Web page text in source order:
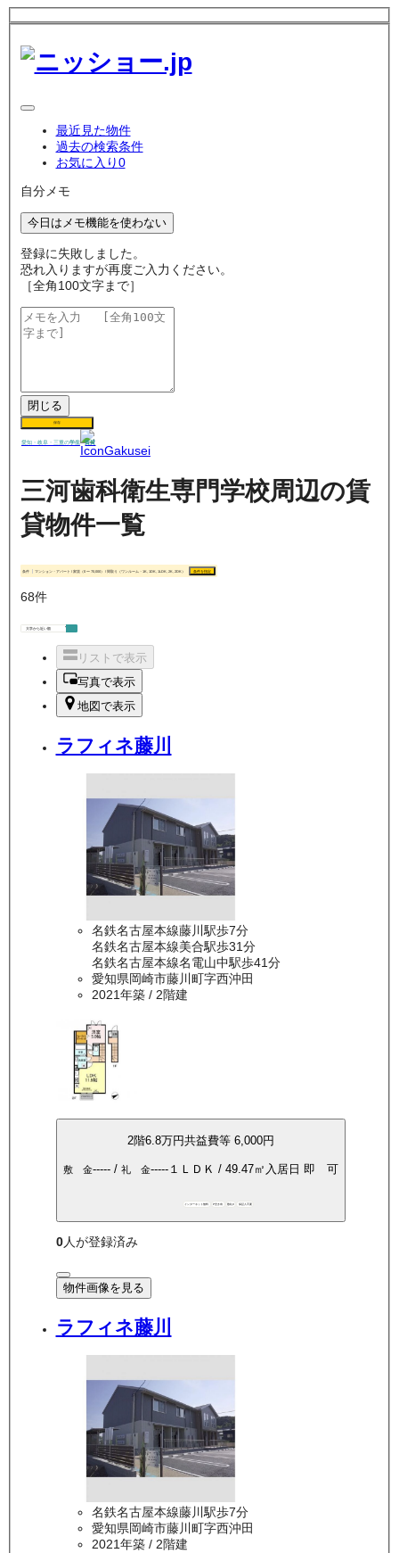
最近見た物件
過去の検索条件
お気に入り0
自分メモ
今日はメモ機能を使わない
登録に失敗しました。
恐れ入りますが再度ご入力ください。
［全角100文字まで］
閉じる
保存
愛知・岐阜・三重の学生 賃貸
三河歯科衛生専門学校周辺の賃
貸物件一覧
条件 マンション・アパート / 家賃（0 〜 70,000） / 間取り（ワンルーム・1K, 1DK, 1LDK, 2K, 2DK） 条件を指定
68件
リストで表示
写真で表示
地図で表示
ラフィネ藤川
名鉄名古屋本線藤川駅歩7分
名鉄名古屋本線美合駅歩31分
名鉄名古屋本線名電山中駅歩41分
愛知県岡崎市藤川町字西沖田
2021年築/ 2階建
2階6.8万円共益費等 6,000円
敷 金-----/ 礼 金-----１ＬＤＫ / 49.47㎡ 入居日 即 可
インターネット無料 P空き有 敷礼0 保証人不要
0人が登録済み
物件画像を見る
ラフィネ藤川
名鉄名古屋本線藤川駅歩7分
愛知県岡崎市藤川町字西沖田
2021年築/ 2階建